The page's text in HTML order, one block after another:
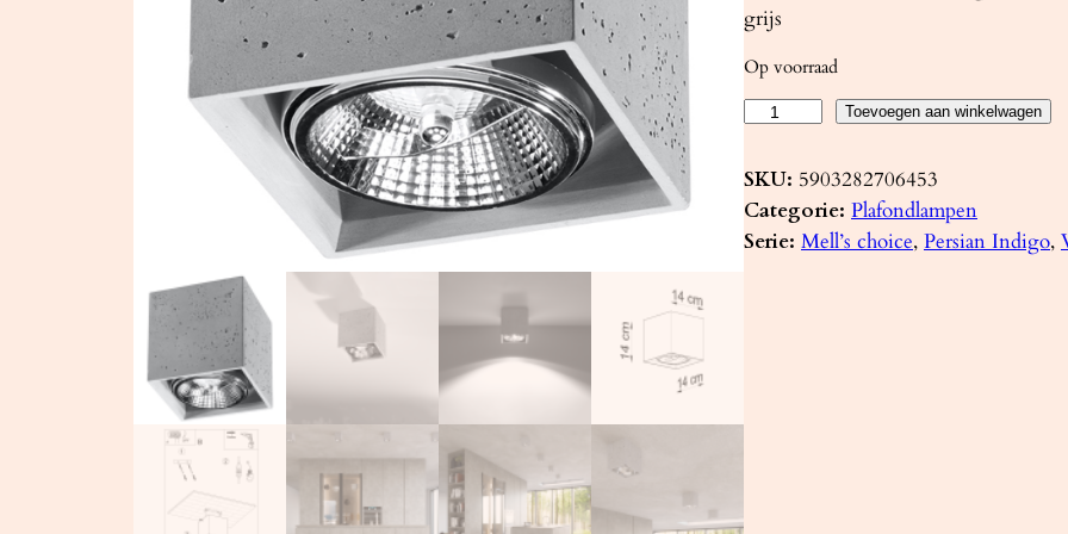
grijs
Op voorraad
a
f
o
p
L
Toevoegen aan winkelwagen
SKU: 5903282706453
Categorie: Plafondlampen
Serie: Mell’s choice, Persian Indigo,